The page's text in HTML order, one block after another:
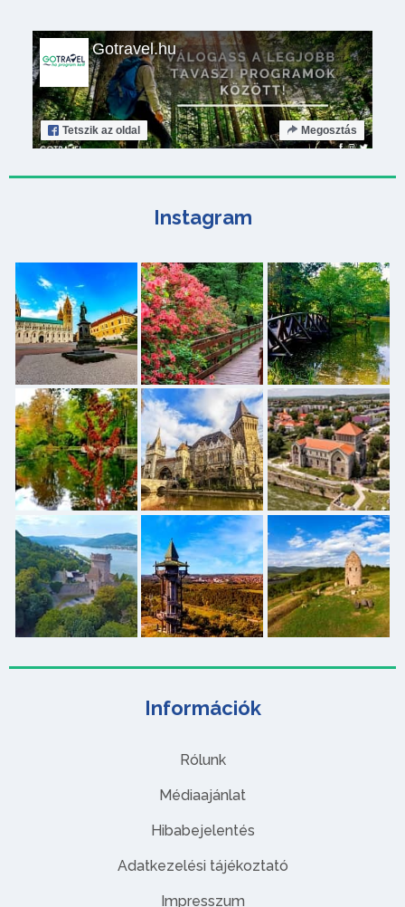
Információk
Rólunk
Médiaajánlat
Hibabejelentés
Adatkezelési tájékoztató
Impresszum
Gotravel.hu
Tetszik az oldal Megosztás
Instagram